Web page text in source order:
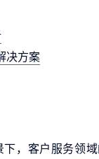
决方案
，客户服务领